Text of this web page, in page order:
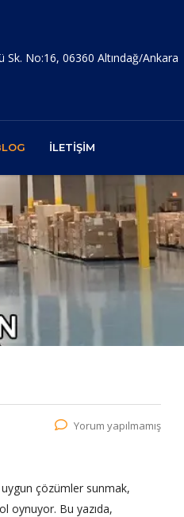
Sk. No:16, 06360 Altındağ/Ankara
İLETIŞIM
Yorum yapılmamış
çözümler sunmak,
oynuyor. Bu yazıda,